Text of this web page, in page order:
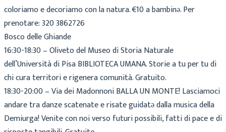
coloriamo e decoriamo con la natura. €10 a bambinə. Per
prenotare: 320 3862726
Bosco delle Ghiande
16:30-18:30 – Oliveto del Museo di Storia Naturale
dell’Università di Pisa BIBLIOTECA UMANA. Storie a tu per tu di
chi cura territori e rigenera comunità. Gratuito.
18:30-20:00 – Via dei Madonnoni BALLA UN MONTE! Lasciamoci
andare tra danze scatenate e risate guidatə dalla musica della
Demiurga! Venite con noi verso futuri possibili, fatti di pace e di